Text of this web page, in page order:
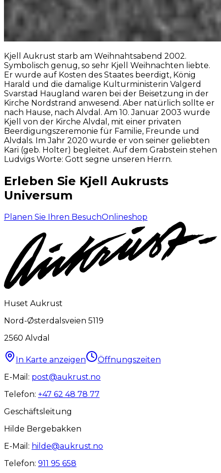
Kjell Aukrust starb am Weihnahtsabend 2002.
Symbolisch genug, so sehr Kjell Weihnachten liebte.
Er wurde auf Kosten des Staates beerdigt, König
Harald und die damalige Kulturministerin Valgerd
Svarstad Haugland waren bei der Beisetzung in der
Kirche Nordstrand anwesend. Aber natürlich sollte er
nach Hause, nach Alvdal. Am 10. Januar 2003 wurde
Kjell von der Kirche Alvdal, mit einer privaten
Beerdigungszeremonie für Familie, Freunde und
Alvdals. Im Jahr 2020 wurde er von seiner geliebten
Kari (geb. Holter) begleitet. Auf dem Grabstein stehen
Ludvigs Worte: Gott segne unseren Herrn.
Erleben Sie Kjell Aukrusts
Universum
Planen Sie Ihren BesuchOnlineshop
Huset Aukrust
Nord-Østerdalsveien 5119
2560 Alvdal
In Karte anzeigen
Öffnungszeiten
E-Mail: post@aukrust.no
Telefon: +47 62 48 78 77
Geschäftsleitung
Hilde Bergebakken
E-Mail: hilde@aukrust.no
Telefon: 911 95 658